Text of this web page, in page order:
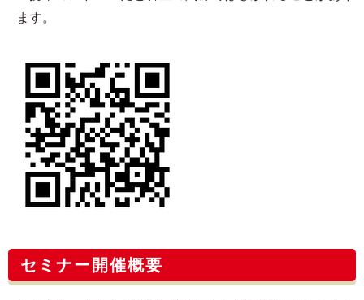
ます。
セミナー開催概要